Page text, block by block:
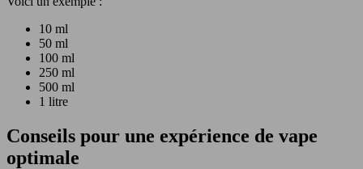
10 ml
50 ml
100 ml
250 ml
500 ml
1 litre
Conseils pour une expérience de vape
optimale